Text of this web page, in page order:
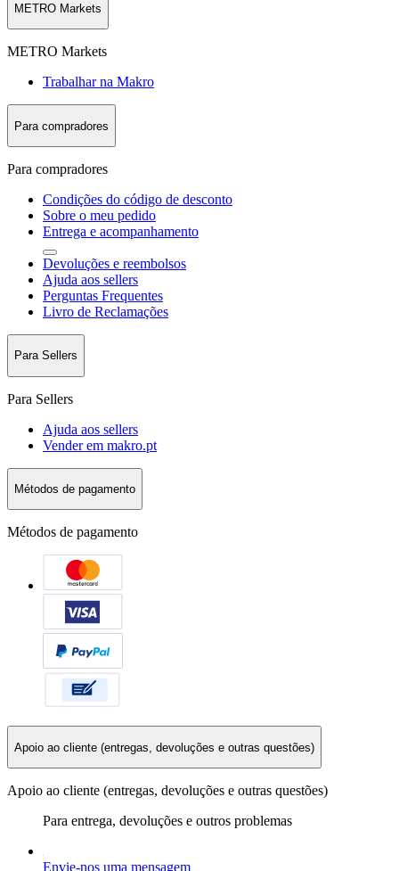
METRO Markets
METRO Markets
Trabalhar na Makro
Para compradores
Para compradores
Condições do código de desconto
Sobre o meu pedido
Entrega e acompanhamento
Devoluções e reembolsos
Ajuda aos sellers
Perguntas Frequentes
Livro de Reclamações
Para Sellers
Para Sellers
Ajuda aos sellers
Vender em makro.pt
Métodos de pagamento
Métodos de pagamento
Apoio ao cliente (entregas, devoluções e outras questões)
Apoio ao cliente (entregas, devoluções e outras questões)
Para entrega, devoluções e outros problemas
Envie-nos uma mensagem